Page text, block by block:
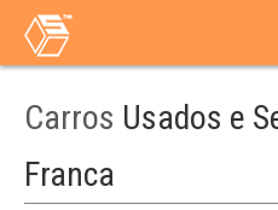
Carros Usados e
Franca